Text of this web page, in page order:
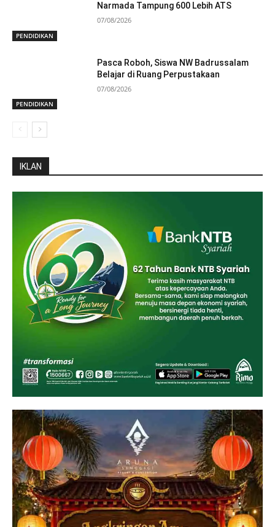
PENDIDIKAN
Narmada Tampung 600 Lebih ATS
07/08/2026
PENDIDIKAN
Pasca Roboh, Siswa NW Badrussalam
Belajar di Ruang Perpustakaan
07/08/2026
IKLAN